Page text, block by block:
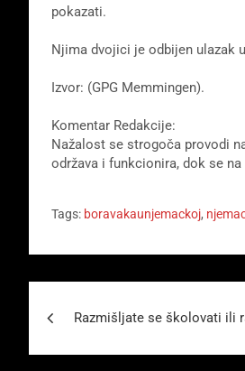
pokazati.
Njima dvojici je odbijen ulazak
Izvor: (GPG Memmingen).
Komentar Redakcije:
Nažalost se strogoča provodi
održava i funkcionira, dok se
Tags: boravakaunjemackoj,
Razmišljate se školovati ili